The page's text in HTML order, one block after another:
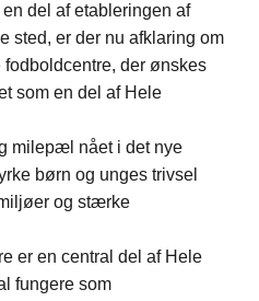
del af etableringen af
sted, er der nu afklaring om
der ønskes
som en del af Hele
milepæl nået i det nye
børn og unges trivsel
og stærke
er en central del af Hele
fungere som